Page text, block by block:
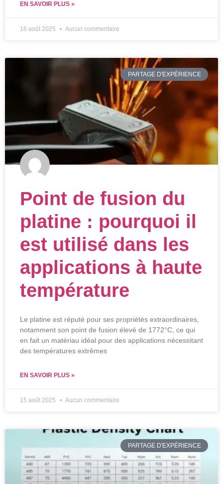
EN SAVOIR PLUS »
16 août 2025 Aucun commentaire
PARTAGE D'EXPÉRIENCE
Point de fusion du
platine : pourquoi il
est utilisé dans les
applications à haute
température
Le platine est réputé pour ses propriétés extraordinaires,
notamment son point de fusion élevé de 1772°C, ce qui
en fait un matériau idéal pour des applications nécessitant
des températures extrêmes
EN SAVOIR PLUS »
15 août 2025 Aucun commentaire
PARTAGE D'EXPÉRIENCE